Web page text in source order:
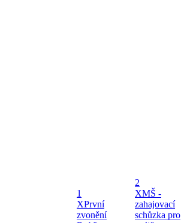
1
XPrvní
zvonění
2
XMŠ -
zahajovací
schůzka pro